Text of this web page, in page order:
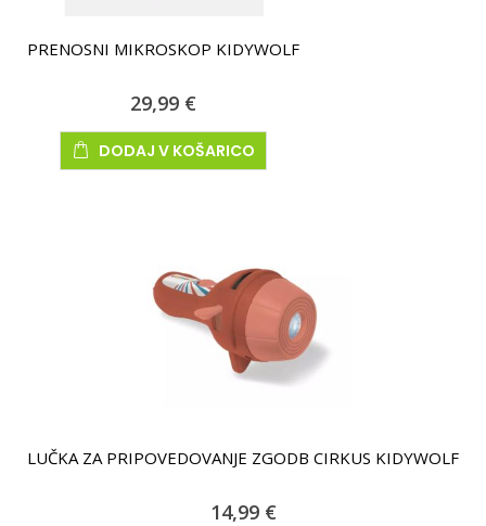
PRENOSNI MIKROSKOP KIDYWOLF
29,99 €
DODAJ V KOŠARICO
LUČKA ZA PRIPOVEDOVANJE ZGODB CIRKUS KIDYWOLF
14,99 €